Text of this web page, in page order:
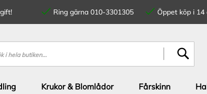
Ring gärna 010-3301305
Öppet köp i 14
Krukor & Blomlådor Fårskinn